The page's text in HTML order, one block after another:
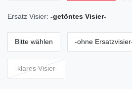
Ersatz Visier: -getöntes Visier-
Bitte wählen -ohne
-klares Visier-